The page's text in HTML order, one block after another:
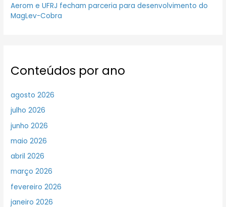
Aerom e UFRJ fecham parceria para desenvolvimento do
MagLev-Cobra
Conteúdos por ano
agosto 2026
julho 2026
junho 2026
maio 2026
abril 2026
março 2026
fevereiro 2026
janeiro 2026